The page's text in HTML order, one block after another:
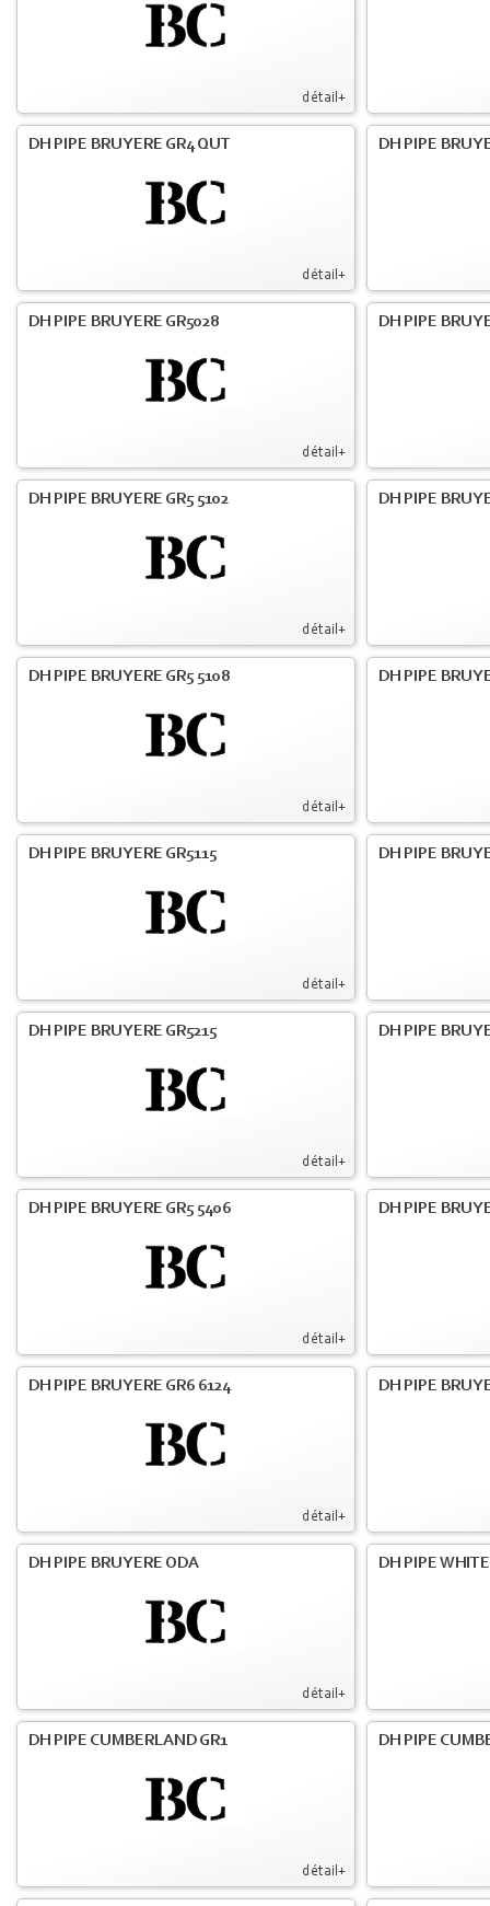
détail+
détail+
DH PIPE BRUYERE GR4 QUT DH PIPE
détail+
DH PIPE BRUYERE GR5028 DH PIPE
détail+
DH PIPE BRUYERE GR5 5102 DH PIPE
détail+
DH PIPE BRUYERE GR5 5108 DH PIPE
détail+
DH PIPE BRUYERE GR5115 DH PIPE
détail+
DH PIPE BRUYERE GR5215 DH PIPE
détail+
DH PIPE BRUYERE GR5 5406 DH PIPE
détail+
DH PIPE BRUYERE GR6 6124 DH PIPE
détail+
DH PIPE BRUYERE ODA DH PIPE
détail+
DH PIPE CUMBERLAND GR1 DH PIPE